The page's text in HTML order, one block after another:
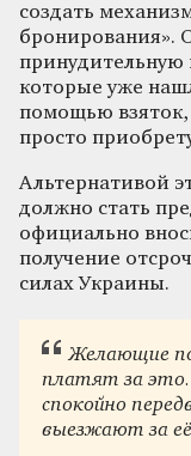
создать
бронирования».
которые уже
помощью взяток,
просто
Альтернативой
должно стать
официально
получение
силах Украины.
Желающие
платят за
спокойно
выезжают за